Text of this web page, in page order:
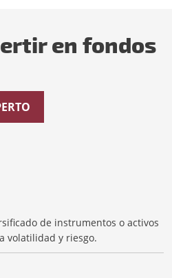
en fondos
de instrumentos o activos
volatilidad y riesgo.